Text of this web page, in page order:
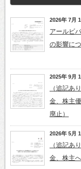
2026年 7月
アールビ
の影響に
2025年 9月
（追記あ
金、株主
廃止）
2026年 5月
（追記あ
金、株主